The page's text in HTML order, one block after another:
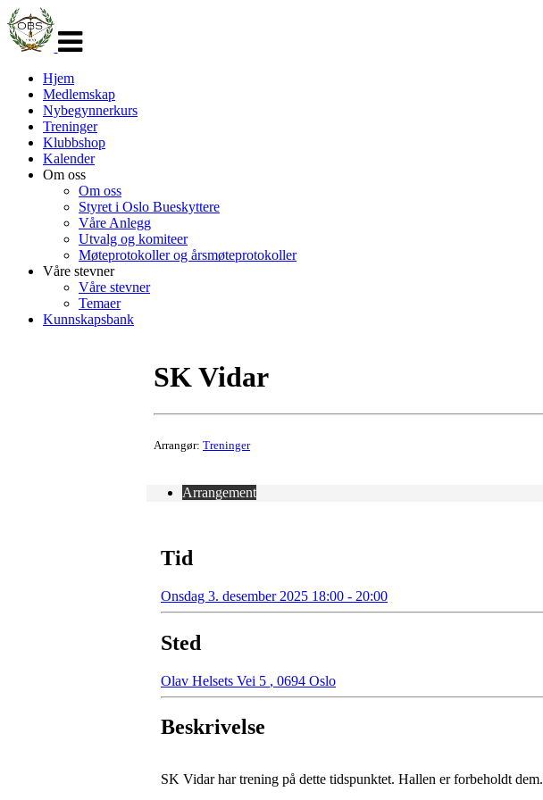
navigasjon
Hjem
Medlemskap
Nybegynnerkurs
Treninger
Klubbshop
Kalender
Om oss
Om oss
Styret i Oslo Bueskyttere
Våre Anlegg
Utvalg og komiteer
Møteprotokoller og årsmøteprotokoller
Våre stevner
Våre stevner
Temaer
Kunnskapsbank
SK Vidar
Arrangør: Treninger
Arrangement
Tid
Onsdag 3. desember 2025 18:00 - 20:00
Sted
Olav Helsets Vei 5 , 0694 Oslo
Beskrivelse
SK Vidar har trening på dette tidspunktet. Hallen er forbeholdt dem.